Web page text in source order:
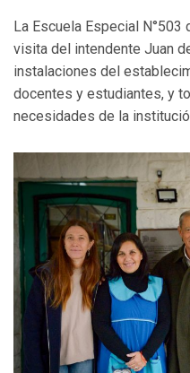
La Escuela Especial
visita del intendente Juan
instalaciones del
docentes y estudiantes, y
necesidades de la